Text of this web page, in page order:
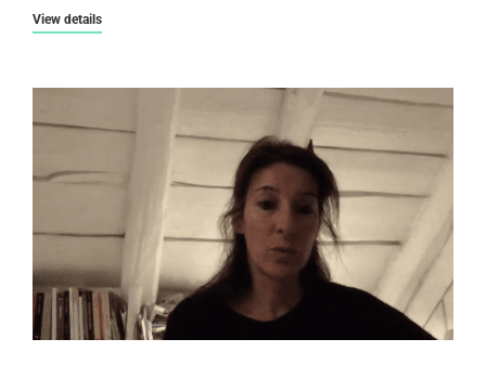
View details